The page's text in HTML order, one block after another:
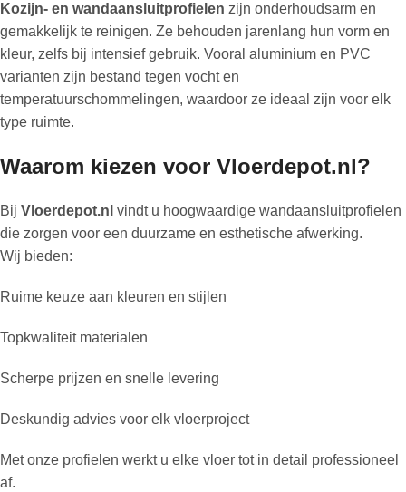
Kozijn- en wandaansluitprofielen zijn onderhoudsarm en
gemakkelijk te reinigen. Ze behouden jarenlang hun vorm en
kleur, zelfs bij intensief gebruik. Vooral aluminium en PVC
varianten zijn bestand tegen vocht en
temperatuurschommelingen, waardoor ze ideaal zijn voor elk
type ruimte.
Waarom kiezen voor Vloerdepot.nl?
Bij Vloerdepot.nl vindt u hoogwaardige wandaansluitprofielen
die zorgen voor een duurzame en esthetische afwerking.
Wij bieden:
Ruime keuze aan kleuren en stijlen
Topkwaliteit materialen
Scherpe prijzen en snelle levering
Deskundig advies voor elk vloerproject
Met onze profielen werkt u elke vloer tot in detail professioneel
af.